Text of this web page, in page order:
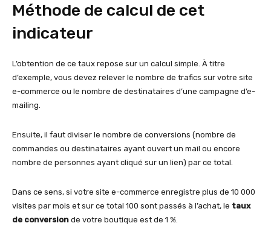
Méthode de calcul de cet
indicateur
L’obtention de ce taux repose sur un calcul simple. À titre
d’exemple, vous devez relever le nombre de trafics sur votre site
e-commerce ou le nombre de destinataires d’une campagne d’e-
mailing.
Ensuite, il faut diviser le nombre de conversions (nombre de
commandes ou destinataires ayant ouvert un mail ou encore
nombre de personnes ayant cliqué sur un lien) par ce total.
Dans ce sens, si votre site e-commerce enregistre plus de 10 000
visites par mois et sur ce total 100 sont passés à l’achat, le taux
de conversion de votre boutique est de 1 %.